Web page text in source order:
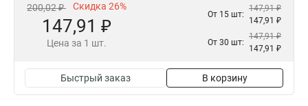
200,02 ₽ Скидка 26%
147,91 ₽
Цена за 1 шт.
От 15 шт:
147,91 ₽
147,91 ₽
От 30 шт:
147,91 ₽
147,91 ₽
Быстрый заказ В корзину